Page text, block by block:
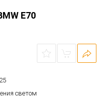
E70
светом